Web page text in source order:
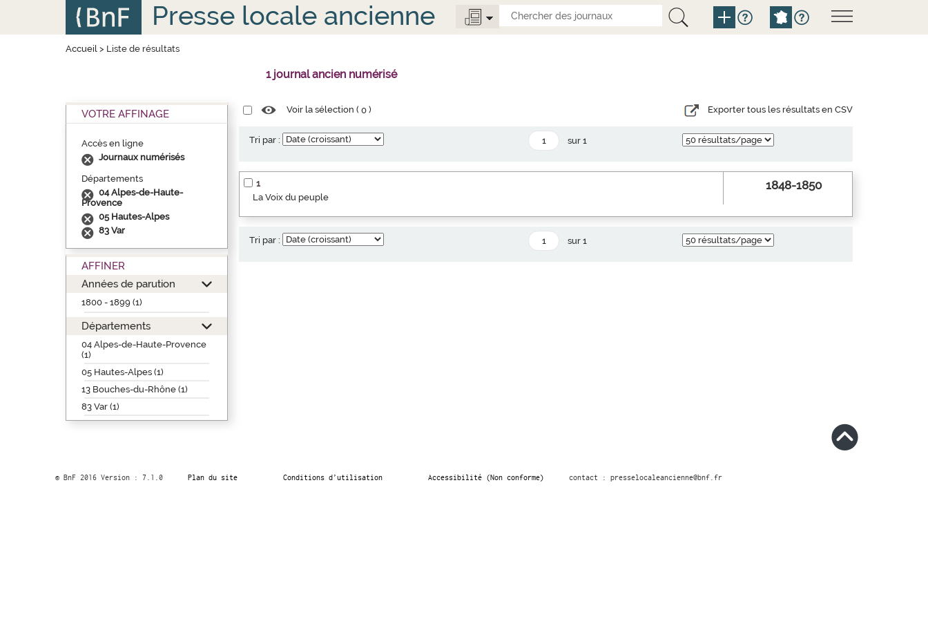
Presse locale ancienne
Accueil> Liste de résultats
1 journal ancien numérisé
VOTRE AFFINAGE
Accès en ligne
Journaux numérisés
Départements
04 Alpes-de-Haute-
Provence
05 Hautes-Alpes
83 Var
AFFINER
Années de parution
1800 - 1899 (1)
Départements
04 Alpes-de-Haute-Provence
(1)
05 Hautes-Alpes (1)
13 Bouches-du-Rhône (1)
83 Var (1)
Voir la sélection (0 ) Exporter tous les résultats en CSV
Tri par : sur 1
1
La Voix du peuple
1848-1850
Tri par : sur 1
© BnF 2016 Version : 7.1.0 Plan du site Conditions d’utilisation Accessibilité (Non conforme) contact : presselocaleancienne@bnf.fr
Panneau de gestion des cookies